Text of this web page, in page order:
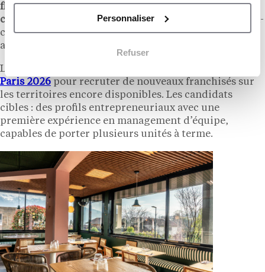
Personnaliser
Refuser
fluidité de la commande en ligne et la proximité
client
. Dans un secteur de la restauration rapide ultra-
concurrentiel, l’enseigne entend renforcer son
avantage sur la livraison et le click and collect.
Le réseau était également présent à
Paris 2026 pour recruter de nouveaux franchisés sur
les territoires encore disponibles. Les candidats
cibles : des profils entrepreneuriaux avec une
première expérience en management d’équipe,
capables de porter plusieurs unités à terme.